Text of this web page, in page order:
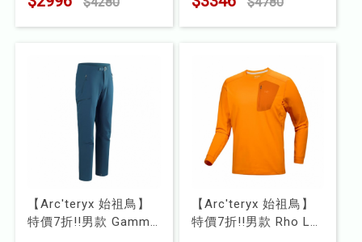
型號 : X000010259
型號 : X000009785
【Arc'teryx 始祖鳥】
特價7折!!男款 Gamma
【Arc'teryx 始祖鳥】
特價7折!!男款 Rho LT